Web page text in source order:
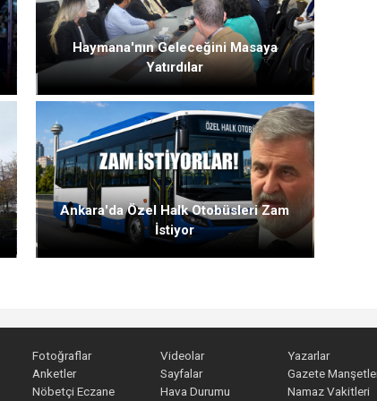
Haymana'nın Geleceğini Masaya
Yatırdılar
Ankara'da Özel Halk Otobüsleri Zam
İstiyor
Fotoğraflar Videolar
Yazarlar
Anketler
Sayfalar
Gazete
Nöbetçi Eczane
Hava Durumu Namaz Vakitleri